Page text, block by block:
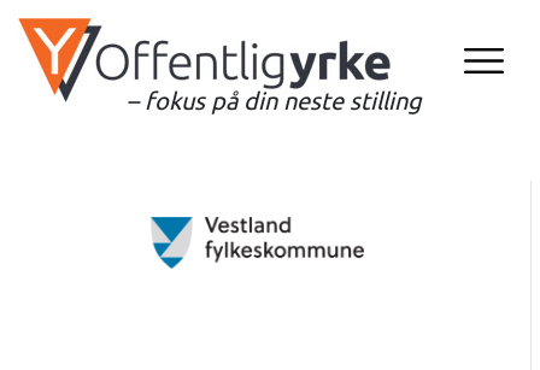
– fokus på din neste stilling